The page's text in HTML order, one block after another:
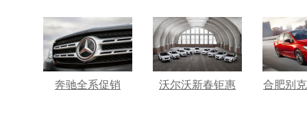
奔驰全系促销 沃尔沃新春钜惠 合肥别